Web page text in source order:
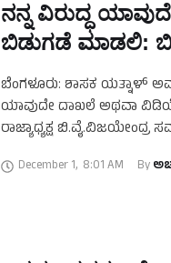
ನನ್ನ ವಿರುದ್ಧ
ಬಿಡುಗಡೆ ಮಾಡಲಿ:
ಬೆಂಗಳೂರು: ಶಾಸಕ ಯತ್ನಾಳ್‌
ಯಾವುದೇ ದಾಖಲೆ ಅಥವಾ
ರಾಜ್ಯಾಧ್ಯಕ್ಷ ಬಿ.ವೈ.ವಿಜಯೇಂದ್ರ
December 1, 8:01 AM By